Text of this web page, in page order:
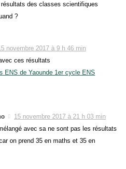
des classes scientifiques
?
novembre 2017 à 9 h 46 min
ces résultats
ENS de Yaounde 1er cycle ENS
15 novembre 2017 à 21 h 03 min
avec sa ne sont pas les résultats
on prend 35 en maths et 35 en